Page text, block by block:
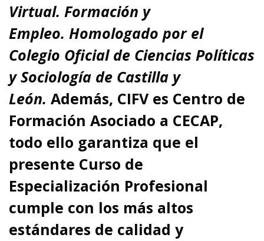
Virtual. Formación y
Empleo. Homologado por el
Colegio Oficial de Ciencias Políticas
y Sociología de Castilla y
León. Además, CIFV es Centro de
Formación Asociado a CECAP,
todo ello garantiza que el
presente Curso de
Especialización Profesional
cumple con los más altos
estándares de calidad y